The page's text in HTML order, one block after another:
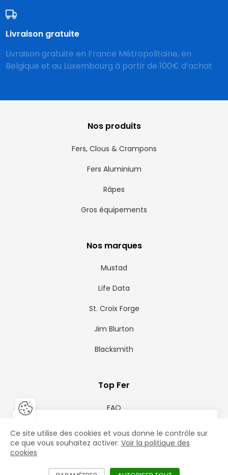
Accéder aux prix HT et aux offres exclusives
Livraison gratuite
Livraison gratuite en France Métropolitaine, en
Belgique et au Luxembourg à partir de 100€ d’achat
Nos produits
Fers, Clous & Crampons
Fers Aluminium
Râpes
Gros équipements
Nos marques
Mustad
Life Data
St. Croix Forge
Jim Blurton
Blacksmith
Top Fer
FAQ
Contact
Ce site utilise des cookies et vous donne le contrôle sur
ce que vous souhaitez activer. Voir la politique des
cookies